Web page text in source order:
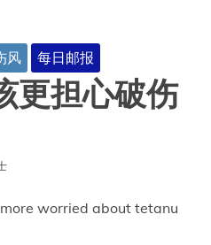
风 每日邮报
更担心破伤
worried about tetanu